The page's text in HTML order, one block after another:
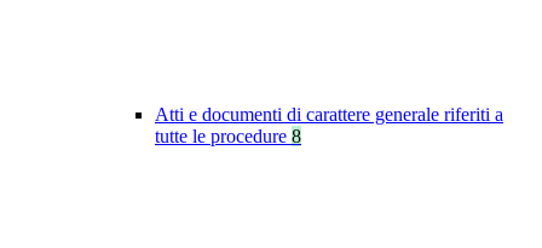
Atti e documenti di carattere generale riferiti a
tutte le procedure 8